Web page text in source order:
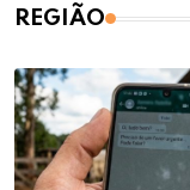
REGIÃO